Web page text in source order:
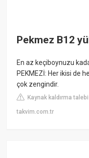
Pekmez B12
En az keçiboynuzu
PEKMEZİ: Her ikisi de
çok zengindir.
Kaynak kaldırma talebi
takvim.com.tr